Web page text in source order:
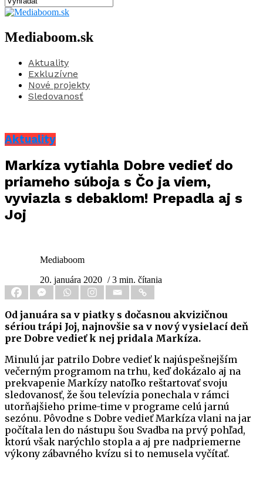
Mediaboom.sk
Aktuality
Exkluzívne
Nové projekty
Sledovanosť
Aktuality
Markíza vytiahla Dobre vedieť do
priameho súboja s Čo ja viem,
vyviazla s debaklom! Prepadla aj s
Joj
Mediaboom
20. januára 2020 / 3 min. čítania
Od januára sa v piatky s dočasnou akvizičnou
sériou trápi Joj, najnovšie sa v nový vysielací deň
pre Dobre vedieť k nej pridala Markíza.
Minulú jar patrilo Dobre vedieť k najúspešnejším
večerným programom na trhu, keď dokázalo aj na
prekvapenie Markízy natoľko reštartovať svoju
sledovanosť, že šou televízia ponechala v rámci
utorňajšieho prime-time v programe celú jarnú
sezónu. Pôvodne s Dobre vedieť Markíza vlani na jar
počítala len do nástupu šou Svadba na prvý pohľad,
ktorú však narýchlo stopla a aj pre nadpriemerne
výkony zábavného kvízu si to nemusela vyčítať.